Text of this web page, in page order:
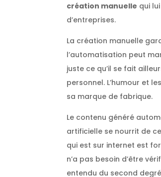
création manuelle qui
d’entreprises.
La création manuelle
l’automatisation peut
juste ce qu’il se fait
personnel. L’humour et
sa marque de fabrique.
Le contenu généré
artificielle se nourrit de
qui est sur internet est
n’a pas besoin d’être
entendu du second